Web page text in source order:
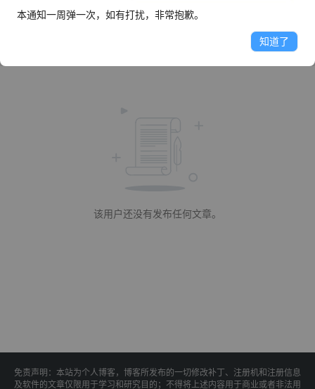
该用户还没有发布任何文章。
免责声明：本站为个人博客，博客所发布的一切修改补丁、注册机和注册信息
及软件的文章仅限用于学习和研究目的；不得将上述内容用于商业或者非法用
本通知一周弹一次，如有打扰，非常抱歉。
知道了